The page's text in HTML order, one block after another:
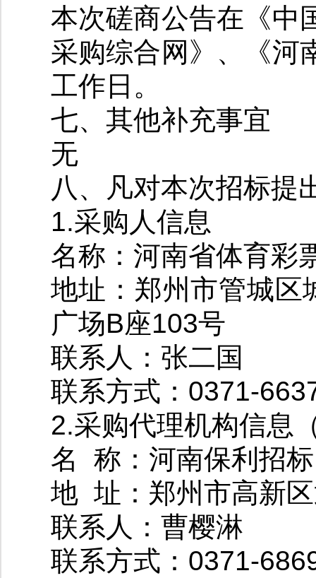
本次磋商公告在《中
采购综合网》、《河
工作日。
七、其他补充事宜
无
八、凡对本次招标提
1.采购人信息
名称：河南省体育彩
地址：郑州市管城区
广场B座103号
联系人：张二国
联系方式：0371-
2.采购代理机构信息
名 称：河南保利招
地 址：郑州市高新
联系人：曹樱淋
联系方式：0371-